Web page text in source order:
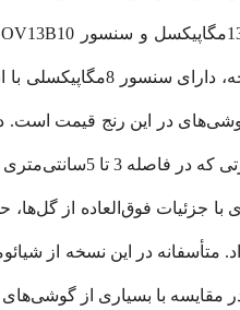
3 تا 5سانتی‌متری سوژه قرار بگیرید.
مقایسه با بسیاری از